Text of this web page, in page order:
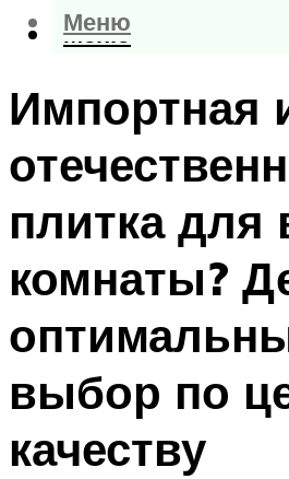
Меню
Меню
Импортная
плитка для
комнаты?
выбор по
качеству